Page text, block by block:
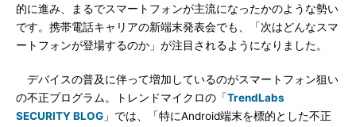
的に進み、まるでスマートフォンが主流になったかのような勢い
です。携帯電話キャリアの新端末発表会でも、「次はどんなスマ
ートフォンが登場するのか」が注目されるようになりました。
デバイスの普及に伴って増加しているのがスマートフォン狙い
の不正プログラム。トレンドマイクロの「TrendLabs
SECURITY BLOG 」では、「特にAndroid端末を標的とした不正